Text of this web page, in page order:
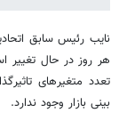
نایب ‌رئیس سابق
هر روز در حال تغییر
تعدد متغیرهای
بینی بازار وجود ندارد.